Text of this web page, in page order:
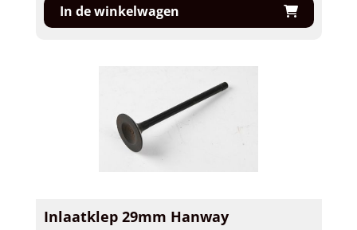
In de winkelwagen
Inlaatklep 29mm Hanway